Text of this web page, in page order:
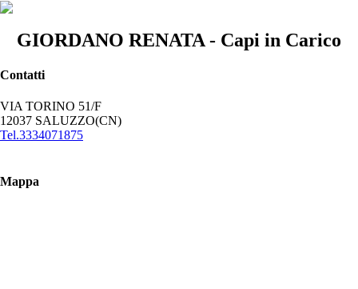
GIORDANO RENATA - Capi in Carico
Contatti
VIA TORINO 51/F
12037 SALUZZO(CN)
Tel.3334071875
Mappa